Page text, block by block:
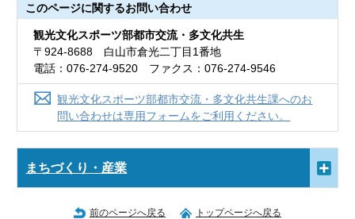
このページに関するお問い合わせ
観光文化スポーツ部都市交流・多文化共生
〒924-8688 白山市倉光二丁目1番地
電話：076-274-9520 ファクス：076-274-9546
観光文化スポーツ部都市交流・多文化共生課へのお
問い合わせは専用フォームをご利用ください。
まちづくり・産業
前のページへ戻る トップページへ戻る